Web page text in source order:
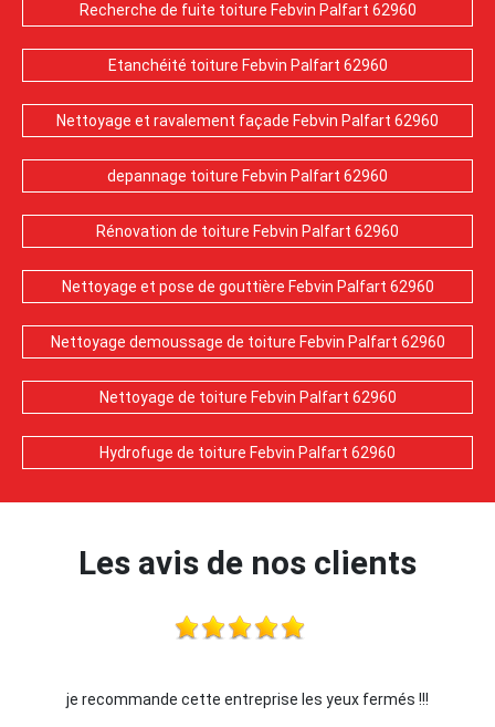
Recherche de fuite toiture Febvin Palfart 62960
Etanchéité toiture Febvin Palfart 62960
Nettoyage et ravalement façade Febvin Palfart 62960
depannage toiture Febvin Palfart 62960
Rénovation de toiture Febvin Palfart 62960
Nettoyage et pose de gouttière Febvin Palfart 62960
Nettoyage demoussage de toiture Febvin Palfart 62960
Nettoyage de toiture Febvin Palfart 62960
Hydrofuge de toiture Febvin Palfart 62960
Les avis de nos clients
je recommande cette entreprise les yeux fermés !!!